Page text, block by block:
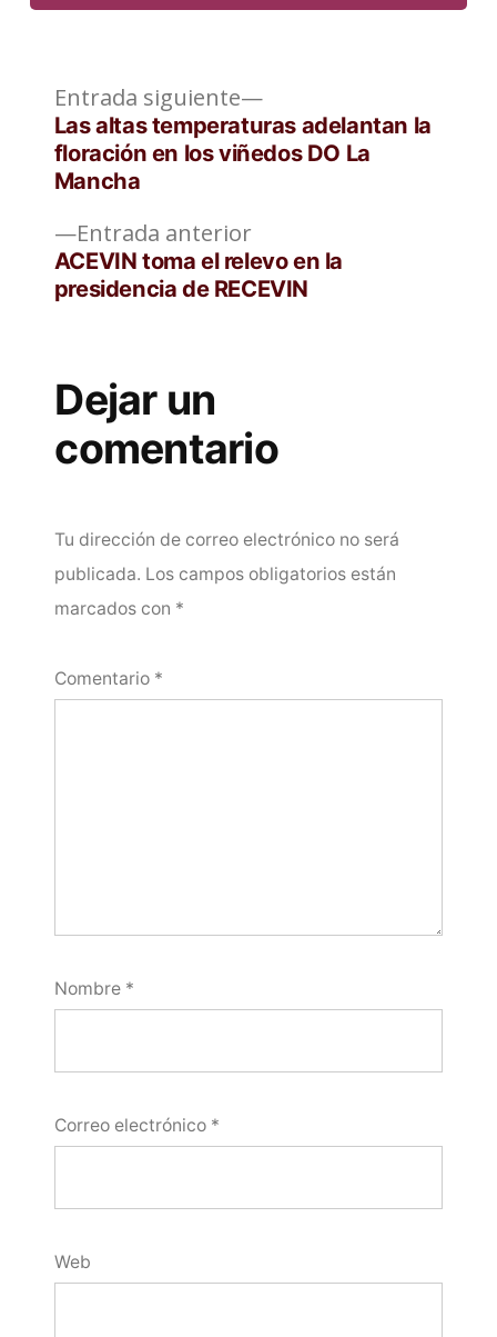
Navegación
de
entradas
Entrada anteriorEntrada
anterior:
ACEVIN toma el relevo en la
presidencia de RECEVIN
Entrada siguiente
Entrada
siguiente:
Las altas temperaturas adelantan la
floración en los viñedos DO La
Mancha
Dejar un
comentario
Tu dirección de correo electrónico no será
publicada. Los campos obligatorios están
marcados con *
Comentario *
Nombre *
Correo electrónico *
Web